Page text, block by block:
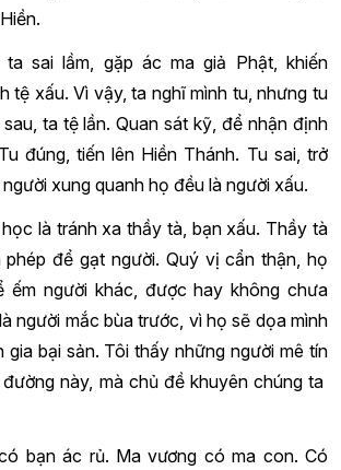
ta sai lầm, gặp ác ma giả Phật, khiến
tệ xấu. Vì vậy, ta nghĩ mình tu, nhưng tu
ta tệ lần. Quan sát kỹ, để nhận định
đúng, tiến lên Hiền Thánh. Tu sai, trở
xung quanh họ đều là người xấu.
là tránh xa thầy tà, bạn xấu. Thầy tà
phép để gạt người. Quý vị cẩn thận, họ
ếm người khác, được hay không chưa
người mắc bùa trước, vì họ sẽ dọa mình
gia bại sản. Tôi thấy những người mê tín
này, mà chủ đề khuyên chúng ta
bạn ác rủ. Ma vương có ma con. Có